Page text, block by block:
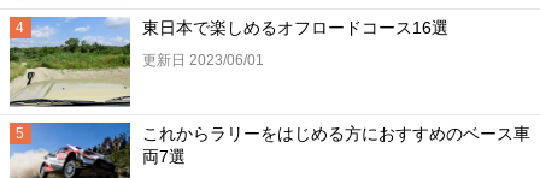
東日本で楽しめるオフロードコース16選
更新日 2023/06/01
これからラリーをはじめる方におすすめのベース車
両7選